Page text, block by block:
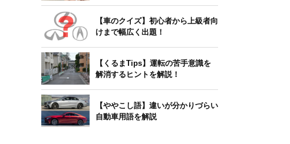
【車のクイズ】初心者から上級者向
けまで幅広く出題！
【くるまTips】運転の苦手意識を
解消するヒントを解説！
【ややこし語】違いが分かりづらい
自動車用語を解説